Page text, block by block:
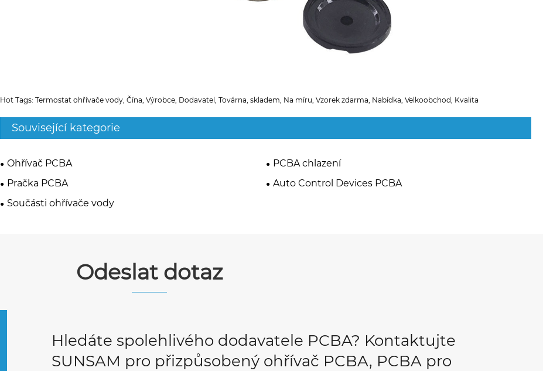
Hot Tags: Termostat ohřívače vody, Čína, Výrobce, Dodavatel, Továrna, skladem, Na míru, Vzorek zdarma, Nabídka, Velkoobchod, Kvalita
Související kategorie
Ohřívač PCBA
PCBA chlazení
Pračka PCBA
Auto Control Devices PCBA
Součásti ohřívače vody
Odeslat dotaz
Hledáte spolehlivého dodavatele PCBA? Kontaktujte
SUNSAM pro přizpůsobený ohřívač PCBA, PCBA pro